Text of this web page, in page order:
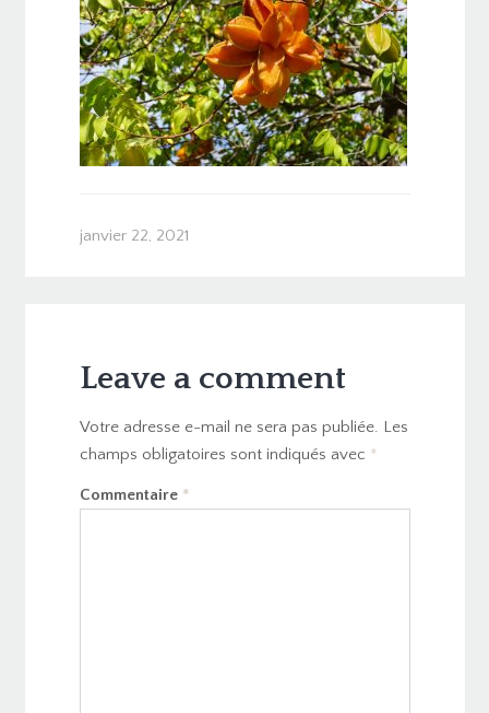
janvier 22, 2021
Leave a comment
Votre adresse e-mail ne sera pas publiée. Les
champs obligatoires sont indiqués avec *
Commentaire *